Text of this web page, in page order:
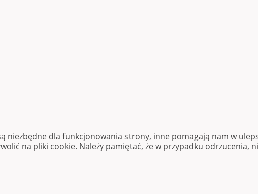
niezbędne dla funkcjonowania strony, inne pomagają nam w
na pliki cookie. Należy pamiętać, że w przypadku odrzucenia,